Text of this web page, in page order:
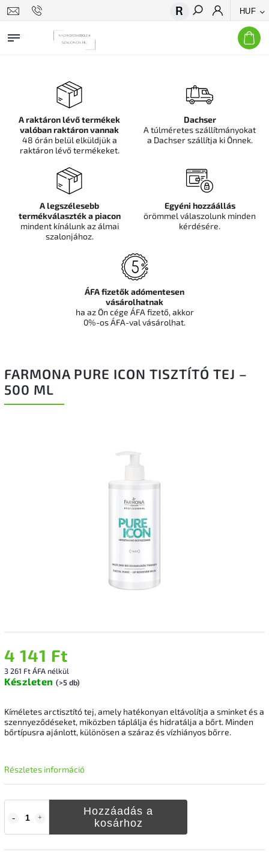
HUF
Keresés
FARMONA PURE ICON TISZTÍTÓ TEJ –
500 ML
4 141 Ft
3 261 Ft ÁFA nélkül
Készleten (>5 db)
Hozzáadás a
kosárhoz
Kíméletes arctisztító tej, amely hatékonyan eltávolítja a sminket és a
szennyeződéseket, miközben táplálja és hidratálja a bőrt. Minden
bőrtípusra ajánlott, különösen a száraz és vízhiányos bőrre.
Részletes információ
A raktáron lévő termékek
valóban raktáron vannak
48 órán belül elküldjük a
raktáron lévő termékeket.
Dachser
A túlméretes szállítmányokat
a Dachser szállítja ki Önnek.
A legszélesebb
termékválaszték a piacon
mindent kínálunk az álmai
szalonjához.
Egyéni hozzáállás
örömmel válaszolunk minden
kérdésére.
ÁFA fizetők adómentesen
vásárolhatnak
ha az Ön cége ÁFA fizető, akkor
0%-os ÁFA-val vásárolhat.